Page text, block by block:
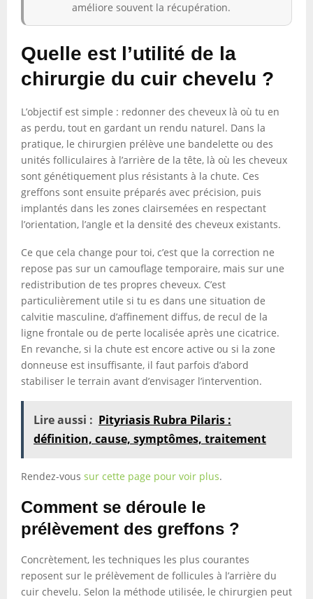
améliore souvent la récupération.
Quelle est l’utilité de la
chirurgie du cuir chevelu ?
L’objectif est simple : redonner des cheveux là où tu en
as perdu, tout en gardant un rendu naturel. Dans la
pratique, le chirurgien prélève une bandelette ou des
unités folliculaires à l’arrière de la tête, là où les cheveux
sont génétiquement plus résistants à la chute. Ces
greffons sont ensuite préparés avec précision, puis
implantés dans les zones clairsemées en respectant
l’orientation, l’angle et la densité des cheveux existants.
Ce que cela change pour toi, c’est que la correction ne
repose pas sur un camouflage temporaire, mais sur une
redistribution de tes propres cheveux. C’est
particulièrement utile si tu es dans une situation de
calvitie masculine, d’affinement diffus, de recul de la
ligne frontale ou de perte localisée après une cicatrice.
En revanche, si la chute est encore active ou si la zone
donneuse est insuffisante, il faut parfois d’abord
stabiliser le terrain avant d’envisager l’intervention.
Lire aussi : Pityriasis Rubra Pilaris :
définition, cause, symptômes, traitement
Rendez-vous sur cette page pour voir plus.
Comment se déroule le
prélèvement des greffons ?
Concrètement, les techniques les plus courantes
reposent sur le prélèvement de follicules à l’arrière du
cuir chevelu. Selon la méthode utilisée, le chirurgien peut